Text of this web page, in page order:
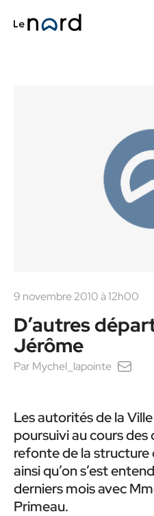
9 novembre 2010 à 12h00
D’autres
Jérôme
Par Mychel_lapointe
Les autorités de la
poursuivi au cours des
refonte de la structure
ainsi qu’on s’est
derniers mois avec
Primeau.